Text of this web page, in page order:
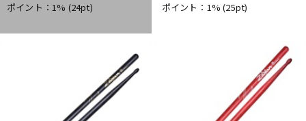
ポイント：1% (24pt) ポイント：1%(25pt)